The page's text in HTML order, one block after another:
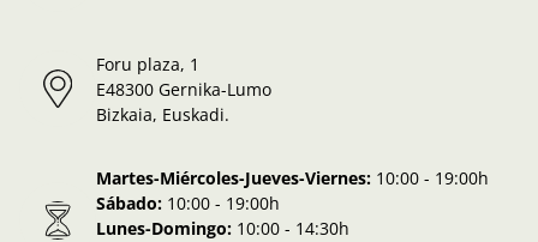
Foru plaza, 1
E48300 Gernika-Lumo
Bizkaia, Euskadi.
Martes-Miércoles-Jueves-Viernes: 10:00 - 19:00h
Sábado: 10:00 - 19:00h
Lunes-Domingo: 10:00 - 14:30h